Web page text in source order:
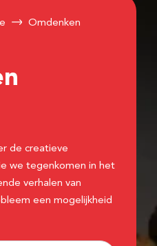
Omdenken
de creatieve
we tegenkomen in het
verhalen van
een mogelijkheid